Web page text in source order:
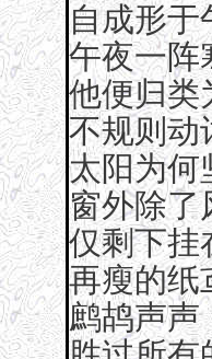
自成形于
午夜一阵
他便归类
不规则动
太阳为何
窗外除了
仅剩下挂
再瘦的纸
鹧鸪声声